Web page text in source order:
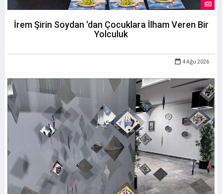
İrem Şirin Soydan 'dan Çocuklara İlham Veren Bir
Yolculuk
4 Ağu 2026